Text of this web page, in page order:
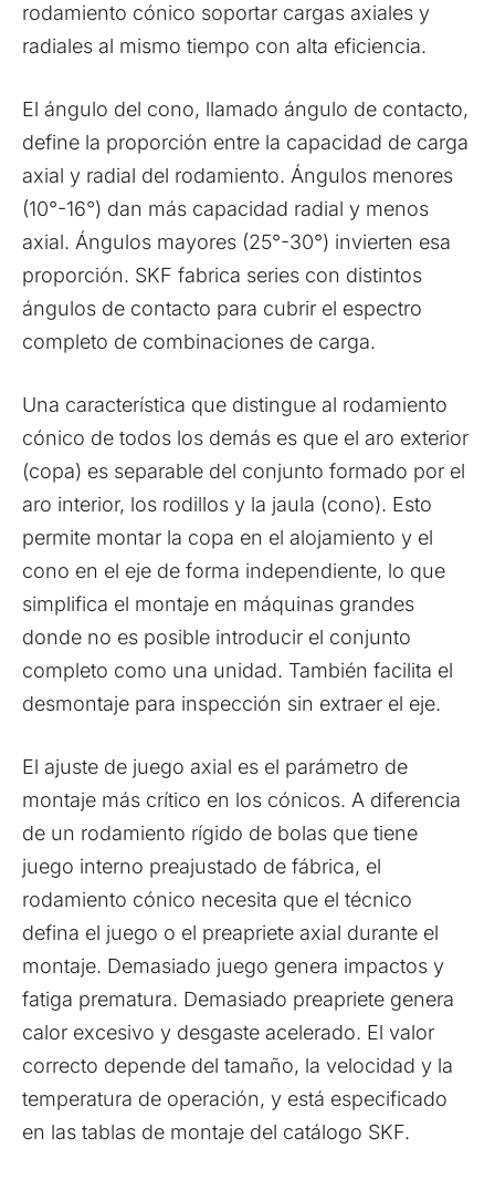
rodamiento cónico soportar cargas axiales y
radiales al mismo tiempo con alta eficiencia.
El ángulo del cono, llamado ángulo de contacto,
define la proporción entre la capacidad de carga
axial y radial del rodamiento. Ángulos menores
(10°-16°) dan más capacidad radial y menos
axial. Ángulos mayores (25°-30°) invierten esa
proporción. SKF fabrica series con distintos
ángulos de contacto para cubrir el espectro
completo de combinaciones de carga.
Una característica que distingue al rodamiento
cónico de todos los demás es que el aro exterior
(copa) es separable del conjunto formado por el
aro interior, los rodillos y la jaula (cono). Esto
permite montar la copa en el alojamiento y el
cono en el eje de forma independiente, lo que
simplifica el montaje en máquinas grandes
donde no es posible introducir el conjunto
completo como una unidad. También facilita el
desmontaje para inspección sin extraer el eje.
El ajuste de juego axial es el parámetro de
montaje más crítico en los cónicos. A diferencia
de un rodamiento rígido de bolas que tiene
juego interno preajustado de fábrica, el
rodamiento cónico necesita que el técnico
defina el juego o el preapriete axial durante el
montaje. Demasiado juego genera impactos y
fatiga prematura. Demasiado preapriete genera
calor excesivo y desgaste acelerado. El valor
correcto depende del tamaño, la velocidad y la
temperatura de operación, y está especificado
en las tablas de montaje del catálogo SKF.